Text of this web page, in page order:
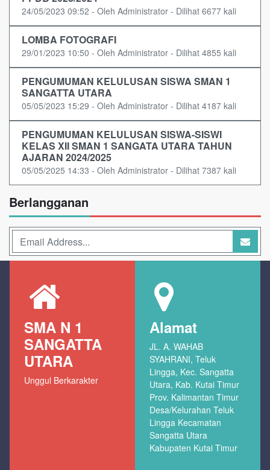
24/05/2023 09:52 - Oleh Administrator - Dilihat 6677 kali
LOMBA FOTOGRAFI
29/01/2023 10:50 - Oleh Administrator - Dilihat 4855 kali
PENGUMUMAN KELULUSAN SISWA SMAN 1
SANGATTA UTARA
05/05/2023 15:29 - Oleh Administrator - Dilihat 4187 kali
PENGUMUMAN KELULUSAN SISWA-SISWI
KELAS XII SMAN 1 SANGATA UTARA TAHUN
AJARAN 2024/2025
05/05/2025 14:33 - Oleh Administrator - Dilihat 7387 kali
Berlangganan
SMA N 1
SANGATTA
UTARA
Unggul Berkarakter
Alamat
JL. A. WAHAB
SYAHRANI, Teluk
Lingga, Kec. Sangatta
Utara, Kab. Kutai Timur
Prov. Kalimantan Timur
Desa/Kelurahan Teluk
Lingga Kecamatan
Sangatta Utara
Kabupaten Kutai Timur